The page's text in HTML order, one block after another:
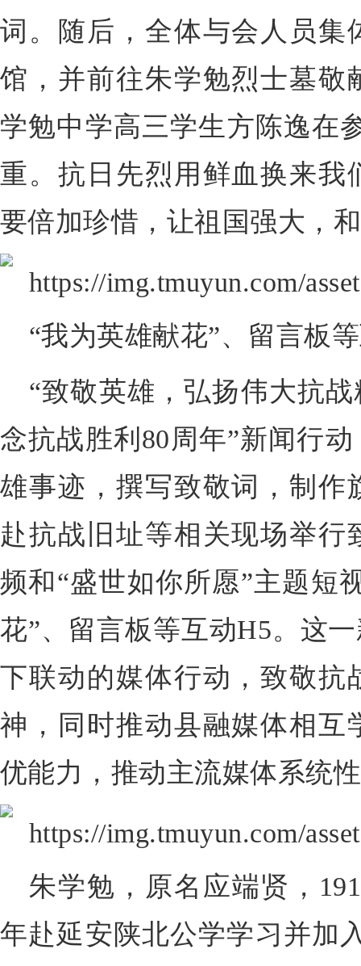
词。随后，全体与会人员集
馆，并前往朱学勉烈士墓敬
学勉中学高三学生方陈逸在
重。抗日先烈用鲜血换来我
要倍加珍惜，让祖国强大，
“我为英雄献花”、留言板
“致敬英雄，弘扬伟大抗
念抗战胜利80周年”新闻行
雄事迹，撰写致敬词，制作
赴抗战旧址等相关现场举行
频和“盛世如你所愿”主题短
花”、留言板等互动H5。这
下联动的媒体行动，致敬抗
神，同时推动县融媒体相互
优能力，推动主流媒体系统
朱学勉，原名应端贤，
年赴延安陕北公学学习并加